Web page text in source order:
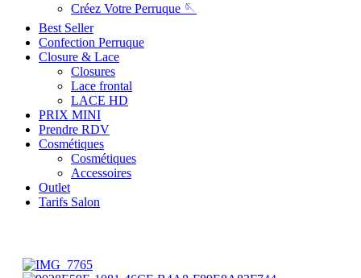
Créez Votre Perruque 🪡
Best Seller
Confection Perruque
Closure & Lace
Closures
Lace frontal
LACE HD
PRIX MINI
Prendre RDV
Cosmétiques
Cosmétiques
Accessoires
Outlet
Tarifs Salon